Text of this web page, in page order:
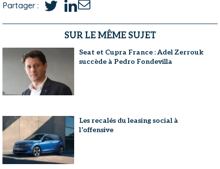
Partager :
SUR LE MÊME SUJET
Seat et Cupra France : Adel Zerrouk
succède à Pedro Fondevilla
Les recalés du leasing social à
l’offensive